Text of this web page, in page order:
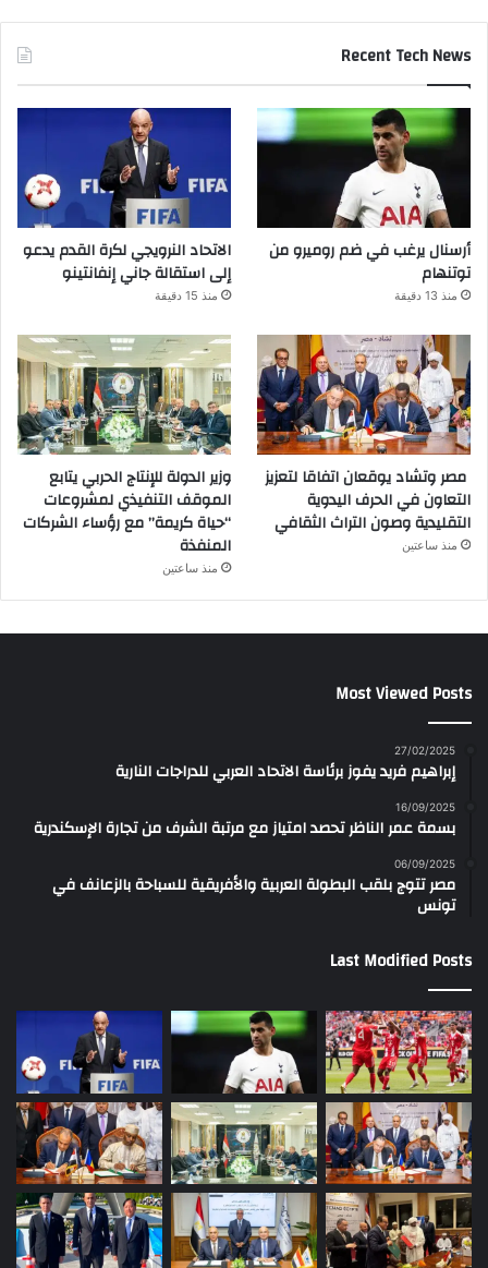
Recent Tech News
أرسنال يرغب في ضم روميرو من
توتنهام
منذ 13 دقيقة
الاتحاد النرويجي لكرة القدم يدعو
إلى استقالة جاني إنفانتينو
منذ 15 دقيقة
مصر وتشاد يوقعان اتفاقا لتعزيز
التعاون في الحرف اليدوية
التقليدية وصون التراث الثقافي
منذ ساعتين
وزير الدولة للإنتاج الحربي يتابع
الموقف التنفيذي لمشروعات
“حياة كريمة” مع رؤساء الشركات
المنفذة
منذ ساعتين
Most Viewed Posts
27/02/2025
إبراهيم فريد يفوز برئاسة الاتحاد العربي للدراجات النارية
16/09/2025
بسمة عمر الناظر تحصد امتياز مع مرتبة الشرف من تجارة الإسكندرية
06/09/2025
مصر تتوج بلقب البطولة العربية والأفريقية للسباحة بالزعانف في
تونس
Last Modified Posts